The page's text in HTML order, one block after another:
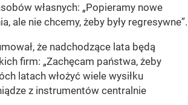
własnych: „Popieramy nowe
ale nie chcemy, żeby były regresywne”.
że nadchodzące lata będą
firm: „Zachęcam państwa, żeby
latach włożyć wiele wysiłku
z instrumentów centralnie